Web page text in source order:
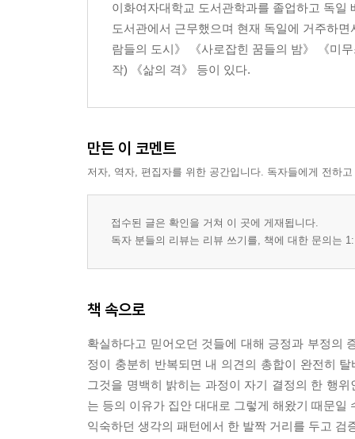
이화여자대학교 도서관학과를 졸업하고 독
도서관에서 근무했으며 현재 독일에 거주하
람들의 도시》 《사로잡힌 꿈들의 밤》 《미
작) 《삶의 격》 등이 있다.
만든 이 코멘트
저자, 역자, 편집자를 위한 공간입니다. 독자들에게 전하
접수된 글은 확인을 거쳐 이 곳에 게재됩니다.
독자 분들의 리뷰는 리뷰 쓰기를, 책에 대한 문의는
책 속으로
확실하다고 믿어오던 것들에 대해 긍정과 부정의
정이 충분히 반복되면 내 의견의 총합이 완전히
그것을 명백히 밝히는 과정이 자기 결정의 한 행
는 등의 이유가 집안 대대로 그렇게 해왔기 때문
익숙하던 생각의 패턴에서 한 발짝 거리를 두고